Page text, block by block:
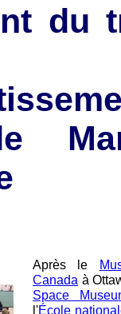
du
Après le
Canada à
Space
l'École